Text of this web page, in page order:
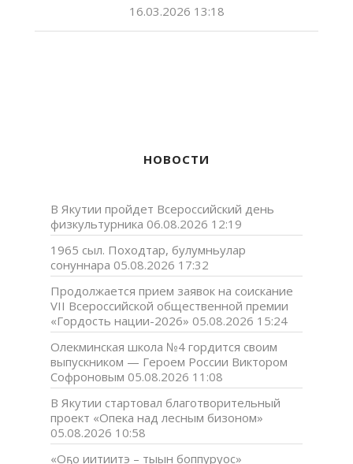
16.03.2026 13:18
НОВОСТИ
В Якутии пройдет Всероссийский день
физкультурника 06.08.2026 12:19
1965 сыл. Походтар, булумньулар
сонуннара 05.08.2026 17:32
Продолжается прием заявок на соискание
VII Всероссийской общественной премии
«Гордость нации-2026» 05.08.2026 15:24
Олекминская школа №4 гордится своим
выпускником — Героем России Виктором
Софроновым 05.08.2026 11:08
В Якутии стартовал благотворительный
проект «Опека над лесным бизоном»
05.08.2026 10:58
«Оҕо иитиитэ – тыын боппуруос»